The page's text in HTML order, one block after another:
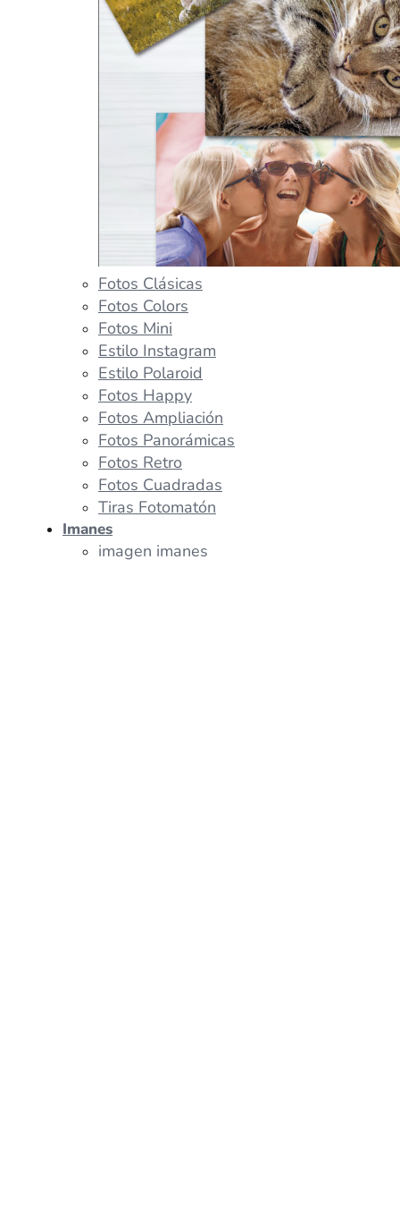
Fotos Clásicas
Fotos Colors
Fotos Mini
Estilo Instagram
Estilo Polaroid
Fotos Happy
Fotos Ampliación
Fotos Panorámicas
Fotos Retro
Fotos Cuadradas
Tiras Fotomatón
Imanes
imagen imanes